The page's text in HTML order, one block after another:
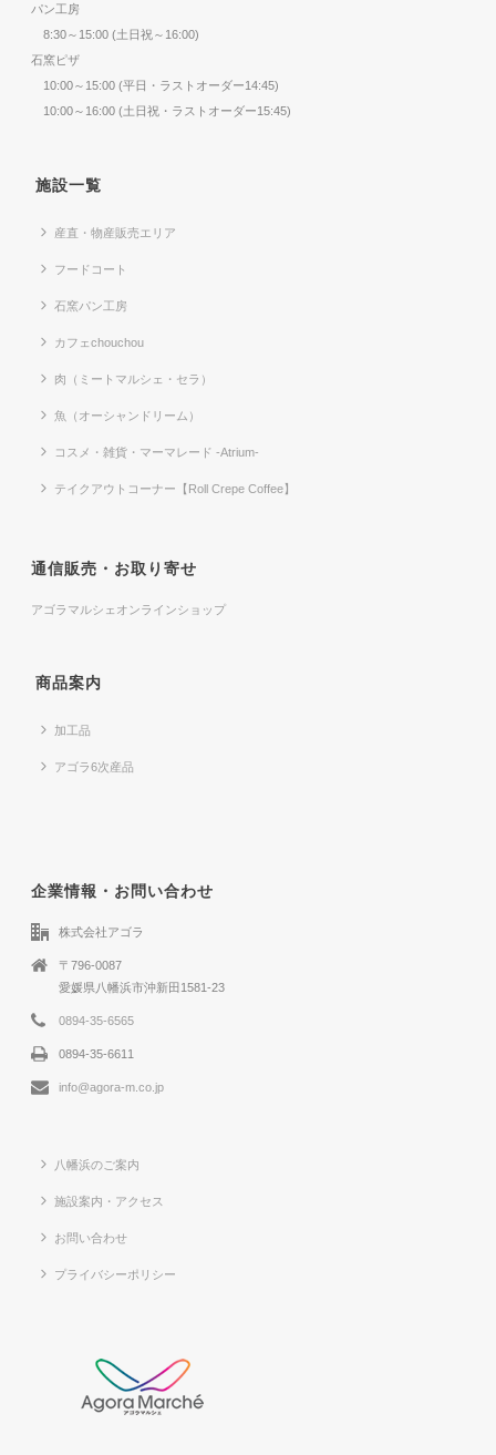
パン工房
8:30～15:00 (土日祝～16:00)
石窯ピザ
10:00～15:00 (平日・ラストオーダー14:45)
10:00～16:00 (土日祝・ラストオーダー15:45)
施設一覧
産直・物産販売エリア
フードコート
石窯パン工房
カフェchouchou
肉（ミートマルシェ・セラ）
魚（オーシャンドリーム）
コスメ・雑貨・マーマレード -Atrium-
テイクアウトコーナー【Roll Crepe Coffee】
通信販売・お取り寄せ
アゴラマルシェオンラインショップ
商品案内
加工品
アゴラ6次産品
企業情報・お問い合わせ
株式会社アゴラ
〒796-0087
愛媛県八幡浜市沖新田1581-23
0894-35-6565
0894-35-6611
info@agora-m.co.jp
八幡浜のご案内
施設案内・アクセス
お問い合わせ
プライバシーポリシー